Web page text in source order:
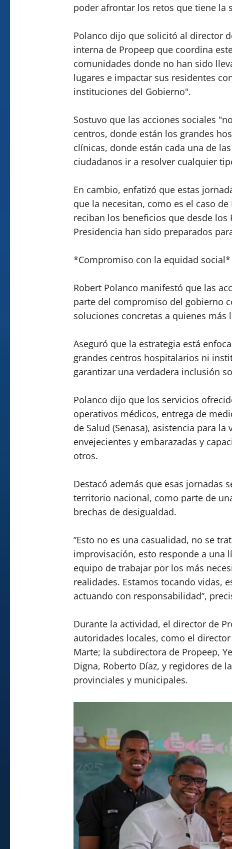
poder afrontar los retos que tiene la
Polanco dijo que solicitó al director
interna de Propeep que coordina
comunidades donde no han sido
lugares e impactar sus residentes
instituciones del Gobierno".
Sostuvo que las acciones sociales
centros, donde están los grandes
clínicas, donde están cada una de
ciudadanos ir a resolver cualquier
En cambio, enfatizó que estas
que la necesitan, como es el caso
reciban los beneficios que desde los
Presidencia han sido preparados
*Compromiso con la equidad social*
Robert Polanco manifestó que las
parte del compromiso del gobierno
soluciones concretas a quienes más
Aseguró que la estrategia está
grandes centros hospitalarios ni
garantizar una verdadera inclusión
Polanco dijo que los servicios
operativos médicos, entrega de
de Salud (Senasa), asistencia para
envejecientes y embarazadas y
otros.
Destacó además que esas jornadas
territorio nacional, como parte de
brechas de desigualdad.
”Esto no es una casualidad, no se
improvisación, esto responde a una
equipo de trabajar por los más
realidades. Estamos tocando vidas,
actuando con responsabilidad”,
Durante la actividad, el director de
autoridades locales, como el
Marte; la subdirectora de Propeep,
Digna, Roberto Díaz, y regidores de
provinciales y municipales.